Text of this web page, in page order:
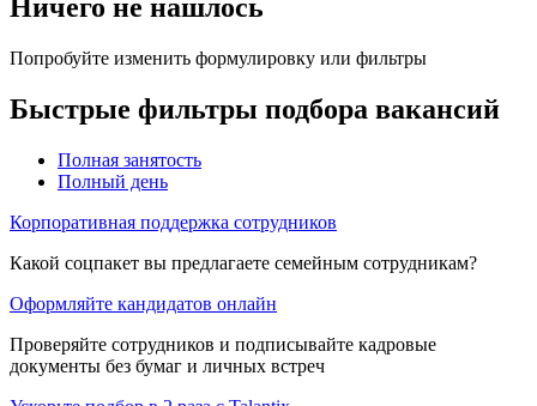
Ничего не нашлось
Попробуйте изменить формулировку или фильтры
Быстрые фильтры подбора вакансий
Полная занятость
Полный день
Корпоративная поддержка сотрудников
Какой соцпакет вы предлагаете семейным сотрудникам?
Оформляйте кандидатов онлайн
Проверяйте сотрудников и подписывайте кадровые
документы без бумаг и личных встреч